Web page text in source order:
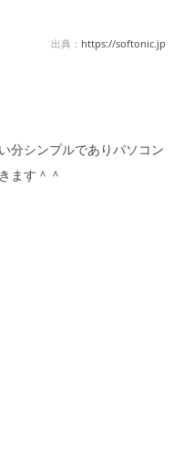
出典： https://softonic.jp
分シンプルでありパソコン
ます＾＾